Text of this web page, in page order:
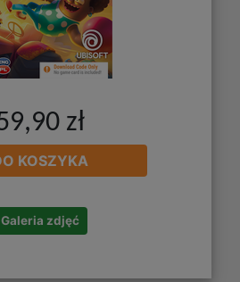
zł
KOSZYKA
Galeria zdjęć